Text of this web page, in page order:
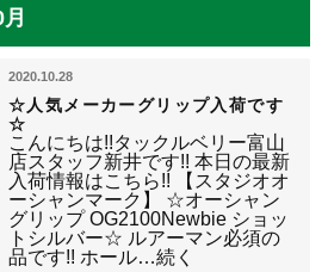
2020.10.28
☆人気メーカーグリップ入荷です
☆
こんにちは!!タックルベリー富山
店スタッフ新井です!! 本日の最新
入荷情報はこちら!! 【スタジオオ
ーシャンマーク】 ☆オーシャン
グリップ OG2100Newbie ショッ
トシルバー☆ ルアーマン必須の
品です!! ホール…続く